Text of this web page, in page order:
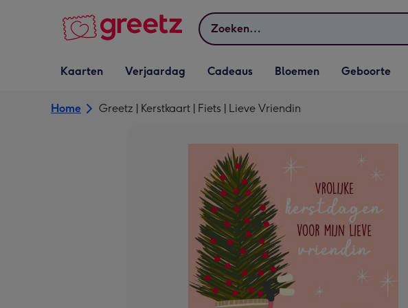
Zoeken
Vervolgkeuzelijst
Kaarten openen
Kaarten
Vervolgkeuzelijst
Verjaardag openen
Verjaardag
Vervolgkeuzelijst
Cadeaus openen
Cadeaus
Vervolgkeuzelijst
Bloemen openen
Bloemen
Vervolgkeuzelijst
Geboorte openen
Geboorte
Home Greetz | Kerstkaart | Fiets | Lieve Vriendin